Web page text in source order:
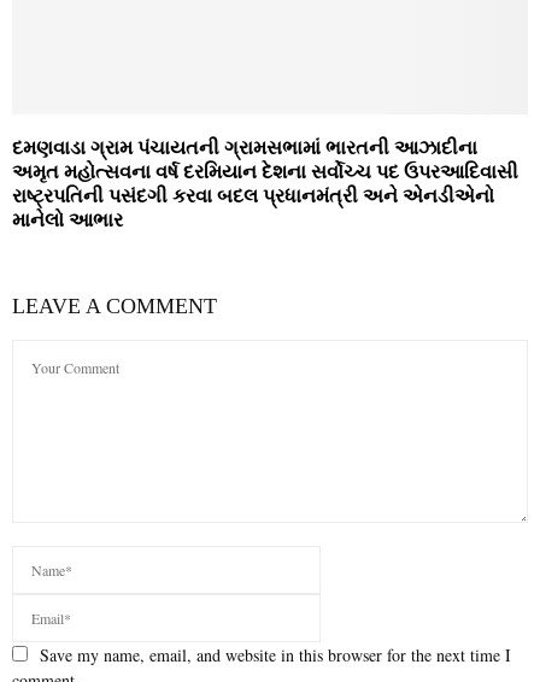
દમણવાડા ગ્રામ પંચાયતની ગ્રામસભામાં ભારતની આઝાદીના
અમૃત મહોત્‍સવના વર્ષ દરમિયાન દેશના સર્વોચ્‍ચ પદ ઉપરઆદિવાસી
રાષ્‍ટ્રપતિની પસંદગી કરવા બદલ પ્રધાનમંત્રી અને એનડીએનો
માનેલો આભાર
LEAVE A COMMENT
Save my name, email, and website in this browser for the next time I